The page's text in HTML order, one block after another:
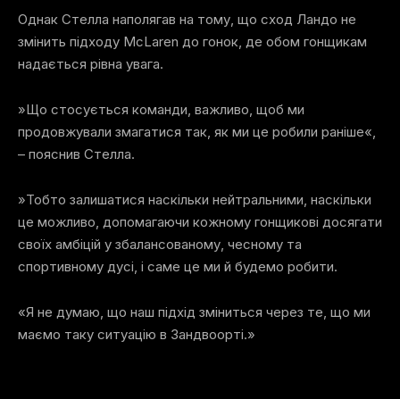
Однак Стелла наполягав на тому, що сход Ландо не
змінить підходу McLaren до гонок, де обом гонщикам
надається рівна увага.
»Що стосується команди, важливо, щоб ми
продовжували змагатися так, як ми це робили раніше«,
– пояснив Стелла.
»Тобто залишатися наскільки нейтральними, наскільки
це можливо, допомагаючи кожному гонщикові досягати
своїх амбіцій у збалансованому, чесному та
спортивному дусі, і саме це ми й будемо робити.
«Я не думаю, що наш підхід зміниться через те, що ми
маємо таку ситуацію в Зандвоорті.»